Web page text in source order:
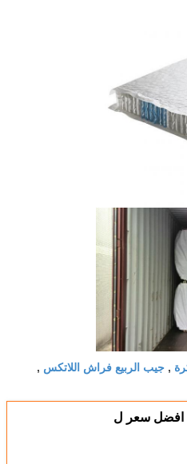
, جيب الربيع فراش اللاتكس ,
افضل سعر ل